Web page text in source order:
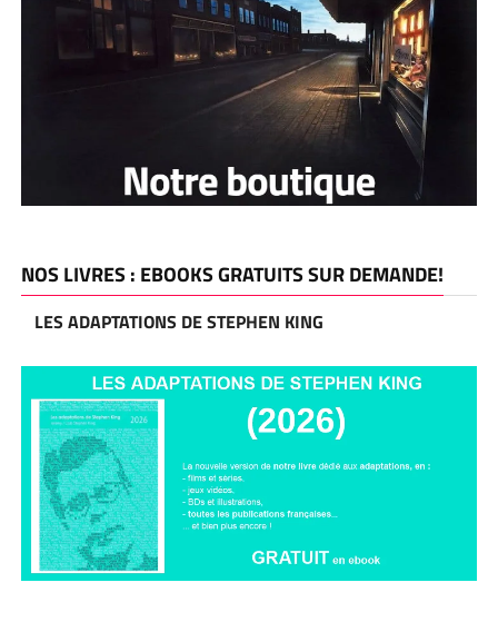
NOS LIVRES : EBOOKS GRATUITS SUR DEMANDE!
LES ADAPTATIONS DE STEPHEN KING